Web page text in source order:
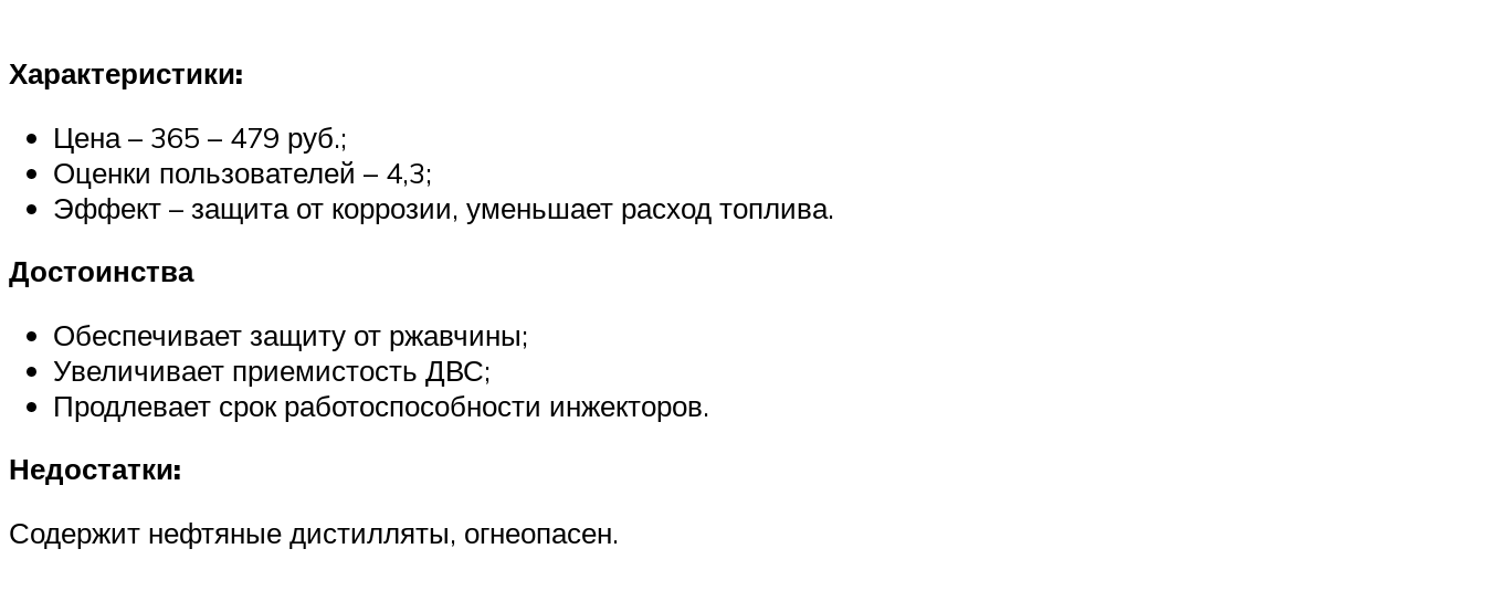
Характеристики:
Цена – 365 – 479 руб.;
Оценки пользователей – 4,3;
Эффект – защита от коррозии, уменьшает расход топлива.
Достоинства
Обеспечивает защиту от ржавчины;
Увеличивает приемистость ДВС;
Продлевает срок работоспособности инжекторов.
Недостатки:
Содержит нефтяные дистилляты, огнеопасен.